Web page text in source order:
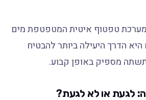
טפטוף איטית המטפטפת מים
הדרך היעילה ביותר להבטיח
מספיק באופן קבוע.
לגעת או לא לגעת?